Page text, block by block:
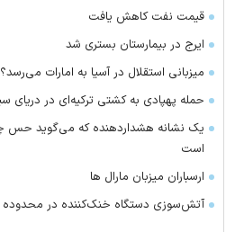
قیمت نفت کاهش یافت
ایرج در بیمارستان بستری شد
میزبانی استقلال در آسیا به امارات می‌رسد؟
حمله پهپادی به کشتی ترکیه‌ای در دریای
یک نشانه هشداردهنده که می‌گوید حس
است
ارسباران میزبان مارال ها
آتش‌سوزی دستگاه خنک‌کننده در محدوده